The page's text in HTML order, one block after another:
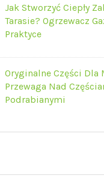
Jak Stworzyć Ciepły
Tarasie? Ogrzewacz
Praktyce
Oryginalne Części Dla
Przewaga Nad
Podrabianymi